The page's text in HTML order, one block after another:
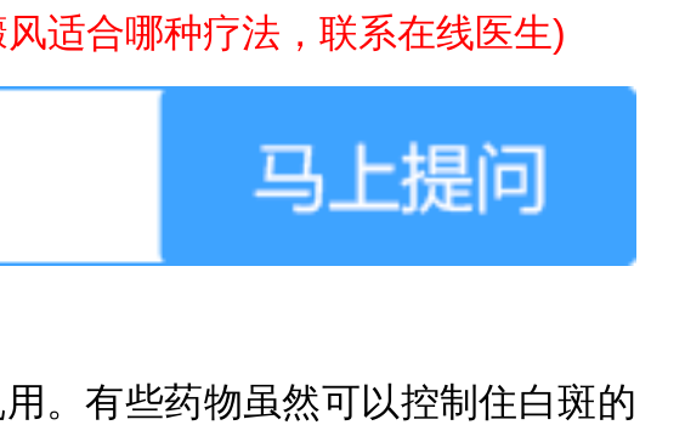
适合哪种疗法，联系在线医生)
有些药物虽然可以控制住白斑的